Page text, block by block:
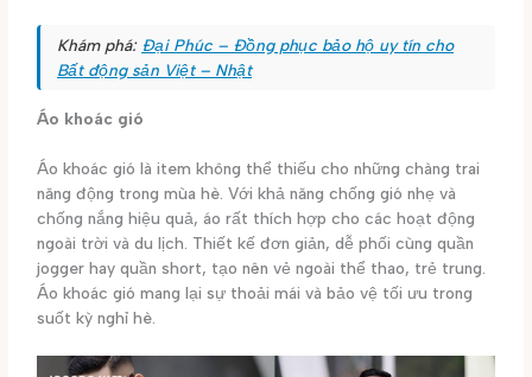
Khám phá: Đại Phúc – Đồng phục bảo hộ uy tín cho
Bất động sản Việt – Nhật
Áo khoác gió
Áo khoác gió là item không thể thiếu cho những chàng trai
năng động trong mùa hè. Với khả năng chống gió nhẹ và
chống nắng hiệu quả, áo rất thích hợp cho các hoạt động
ngoài trời và du lịch. Thiết kế đơn giản, dễ phối cùng quần
jogger hay quần short, tạo nên vẻ ngoài thể thao, trẻ trung.
Áo khoác gió mang lại sự thoải mái và bảo vệ tối ưu trong
suốt kỳ nghỉ hè.